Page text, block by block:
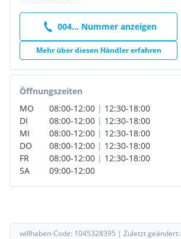
004... Nummer anzeigen
Mehr über diesen Händler erfahren
Öffnungszeiten
MO
08:00-12:00 | 12:30-18:00
DI
08:00-12:00 | 12:30-18:00
MI
08:00-12:00 | 12:30-18:00
DO
08:00-12:00 | 12:30-18:00
FR
08:00-12:00 | 12:30-18:00
SA
09:00-12:00
willhaben-Code: 1045328395 | Zuletzt geändert: